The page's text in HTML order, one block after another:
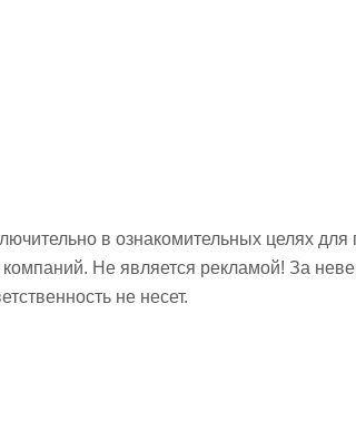
в ознакомительных целях
Не является рекламой! За
не несет.